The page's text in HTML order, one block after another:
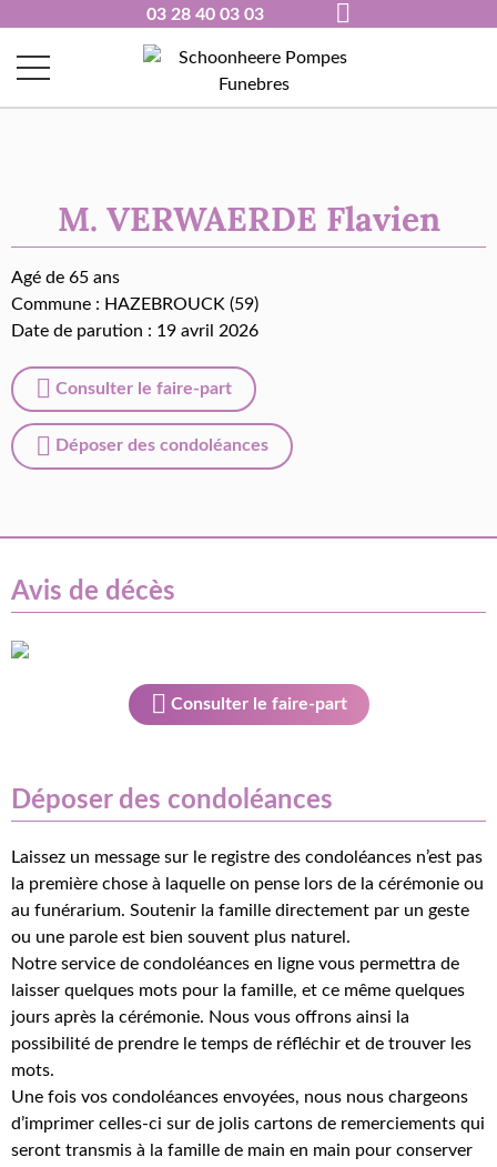
03 28 40 03 03
M. VERWAERDE Flavien
Agé de 65 ans
Commune : HAZEBROUCK (59)
Date de parution : 19 avril 2026
Consulter le faire-part
Déposer des condoléances
Avis de décès
Consulter le faire-part
Déposer des condoléances
Laissez un message sur le registre des condoléances n’est pas
la première chose à laquelle on pense lors de la cérémonie ou
au funérarium. Soutenir la famille directement par un geste
ou une parole est bien souvent plus naturel.
Notre service de condoléances en ligne vous permettra de
laisser quelques mots pour la famille, et ce même quelques
jours après la cérémonie. Nous vous offrons ainsi la
possibilité de prendre le temps de réfléchir et de trouver les
mots.
Une fois vos condoléances envoyées, nous nous chargeons
d’imprimer celles-ci sur de jolis cartons de remerciements qui
seront transmis à la famille de main en main pour conserver